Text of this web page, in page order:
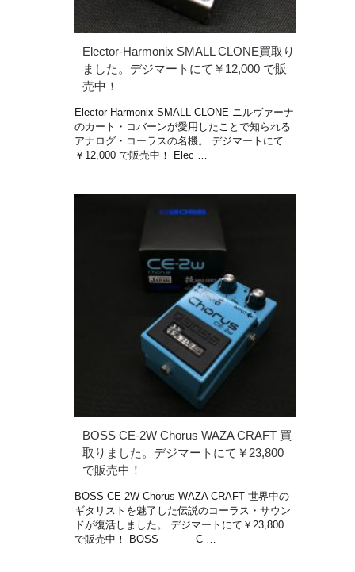
Elector-Harmonix SMALL CLONE買取り
ました。デジマートにて￥12,000 で販
売中！
Elector-Harmonix SMALL CLONE ニルヴァーナ
のカート・コバーンが愛用したことで知られる
アナログ・コーラスの名機。 デジマートにて
￥12,000 で販売中！ Elec …
BOSS CE-2W Chorus WAZA CRAFT 買
取りました。デジマートにて￥23,800
で販売中！
BOSS CE-2W Chorus WAZA CRAFT 世界中の
ギタリストを魅了した伝説のコーラス・サウン
ドが復活しました。 デジマートにて￥23,800
で販売中！ BOSS C …